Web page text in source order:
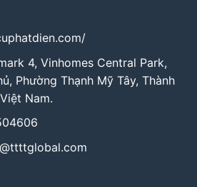
4, Vinhomes Central Park,
Phường Thạnh Mỹ Tây, Thành
Nam.